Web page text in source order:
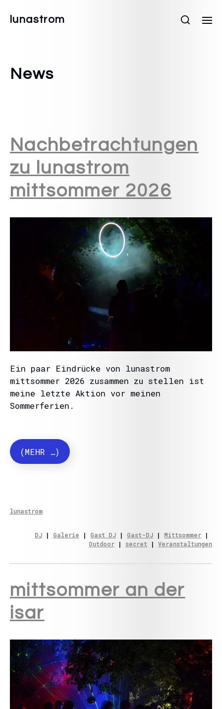
lunastrom
News
Nachbetrachtungen
zu lunastrom
mittsommer 2026
Ein paar Eindrücke von lunastrom
mittsommer 2026 zusammen zu stellen ist
meine letzte Aktion vor meinen
Sommerferien.
(MEHR …)
lunastrom
DJ | Galerie | Gast DJ | Gast-DJ | Mittsommer
Outdoor | secret | Veranstaltungen
mittsommer an der
isar